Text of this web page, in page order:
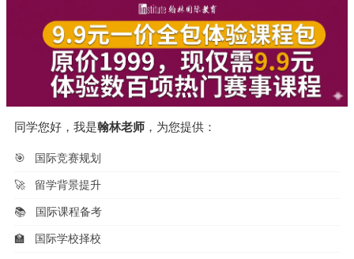
同学您好，我是翰林老师 ，为您提供：
🎯 国际竞赛规划
🚀 留学背景提升
📚 国际课程备考
🏫 国际学校择校